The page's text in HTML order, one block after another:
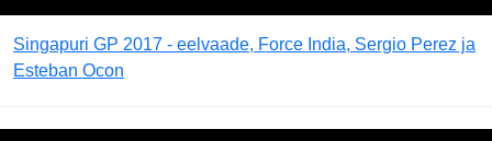
Singapuri GP 2017 - eelvaade, Force India, Sergio Perez ja
Esteban Ocon